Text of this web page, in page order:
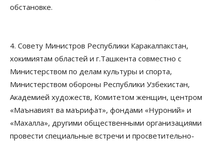
обстановке.
4. Совету Министров Республики Каракалпакстан,
хокимиятам областей и г.Ташкента совместно с
Министерством по делам культуры и спорта,
Министерством обороны Республики Узбекистан,
Академией художеств, Комитетом женщин, центром
«Маънавият ва маърифат», фондами «Нуроний» и
«Махалла», другими общественными организациями
провести специальные встречи и просветительно-